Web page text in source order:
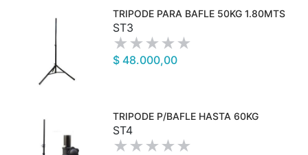
TRIPODE PARA BAFLE 50KG 1.80MTS
ST3
$ 48.000,00
TRIPODE P/BAFLE HASTA 60KG
ST4